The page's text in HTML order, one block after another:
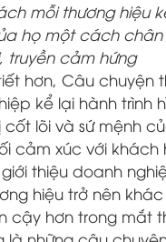
mỗi thương hiệu
họ một cách
truyền cảm hứng
hơn, Câu chuyện
kể lại hành trình
lõi và sứ mệnh
cảm xúc với
thiệu doanh
hiệu trở nên
cậy hơn trong mắt